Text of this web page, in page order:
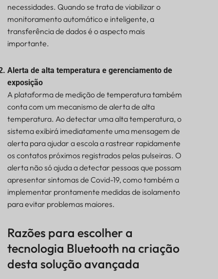
necessidades. Quando se trata de viabilizar o
monitoramento automático e inteligente, a
transferência de dados é o aspecto mais
importante.
Alerta de alta temperatura e gerenciamento de
exposição
A plataforma de medição de temperatura também
conta com um mecanismo de alerta de alta
temperatura. Ao detectar uma alta temperatura, o
sistema exibirá imediatamente uma mensagem de
alerta para ajudar a escola a rastrear rapidamente
os contatos próximos registrados pelas pulseiras. O
alerta não só ajuda a detectar pessoas que possam
apresentar sintomas de Covid-19, como também a
implementar prontamente medidas de isolamento
para evitar problemas maiores.
Razões para escolher a
tecnologia Bluetooth na criação
desta solução avançada